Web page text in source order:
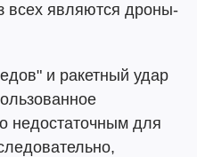
всех являются дроны-
и ракетный удар
недостаточным для